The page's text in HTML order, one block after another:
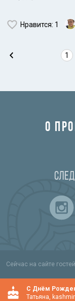
Нравится: 1
1
О
Сейчас на сайте
C Днём
Татьяна,